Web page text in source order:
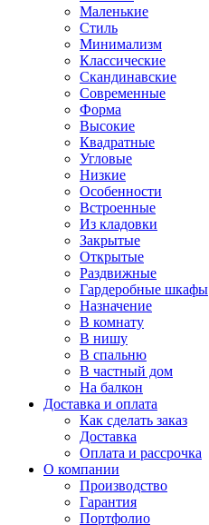
Маленькие
Стиль
Минимализм
Классические
Скандинавские
Современные
Форма
Высокие
Квадратные
Угловые
Низкие
Особенности
Встроенные
Из кладовки
Закрытые
Открытые
Раздвижные
Гардеробные шкафы
Назначение
В комнату
В нишу
В спальню
В частный дом
На балкон
Доставка и оплата
Как сделать заказ
Доставка
Оплата и рассрочка
О компании
Производство
Гарантия
Портфолио